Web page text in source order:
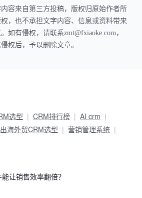
容来自第三方投稿，版权归原始作者所
，也不承担文字内容、信息或资料带来
如有侵权，请联系zmt@fxiaoke.com，
权后，予以删除文章。
选型 CRM排行榜
AI crm
出海外贸CRM选型
营销管理系统
让销售效率翻倍？